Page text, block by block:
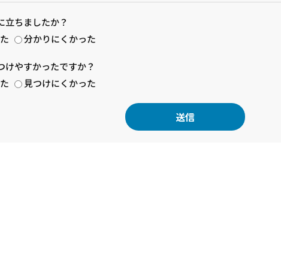
立ちましたか？
分かりにくかった
けやすかったですか？
見つけにくかった